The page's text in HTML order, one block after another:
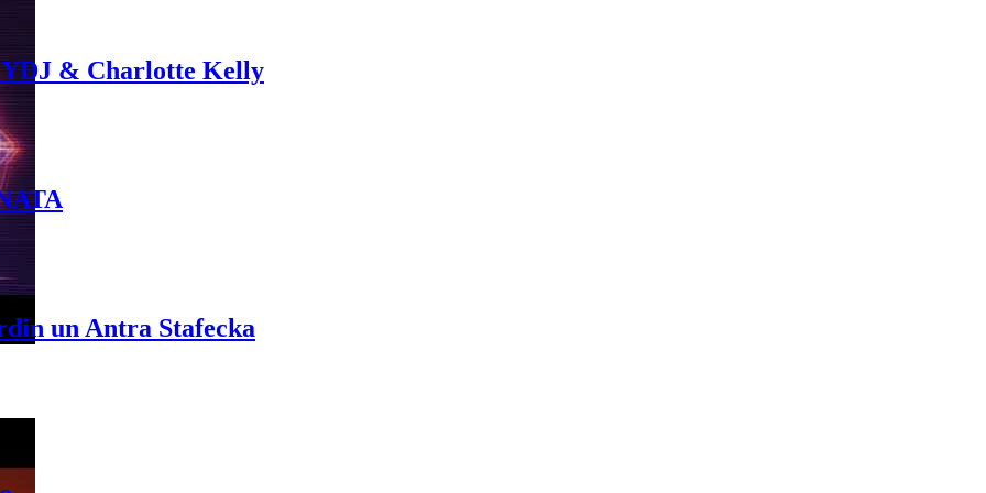
& Charlotte Kelly
un Antra Stafecka